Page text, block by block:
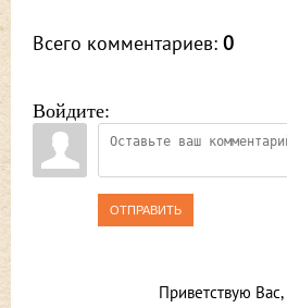
Всего комментариев: 0
Войдите:
ОТПРАВИТЬ
Приветствую Вас,